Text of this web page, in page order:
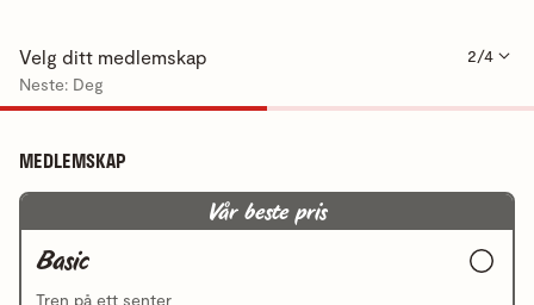
Velg ditt medlemskap
Neste: Deg
2/4
MEDLEMSKAP
Vår beste pris
Basic
Tren på ett senter